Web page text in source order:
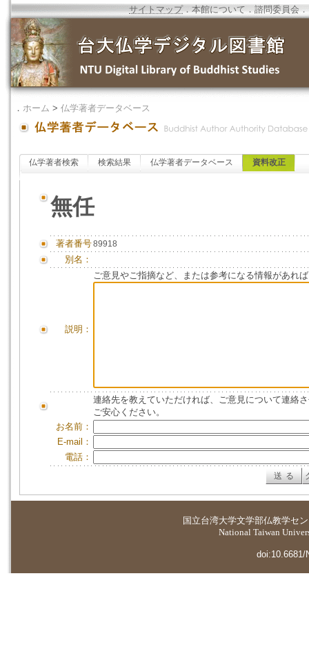
サイトマップ．本館について ．諮問委員会 ．
． ホーム > 仏学著者データベース
仏学著者検索 検索結果 仏学著者データベース 資料改正
無任
著者番号89918
別名：
説明：
ご意見やご指摘など、または参考になる情報があれ
連絡先を教えていただければ、ご意見について連絡
ご安心ください。
お名前：
E-mail：
電話：
国立台湾大学文学部仏教学セ
National Taiwan
doi:10.6681/